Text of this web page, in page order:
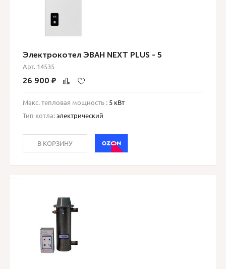
Электрокотел ЭВАН NEXT PLUS - 5
Арт. 14535
26 900 ₽
Макс. тепловая мощность : 5 кВт
Тип котла:электрический
В КОРЗИНУ